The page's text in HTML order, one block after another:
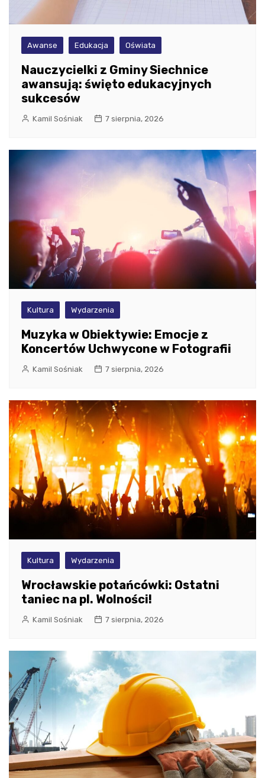
Awanse Edukacja Oświata
Nauczycielki z Gminy Siechnice
awansują: święto edukacyjnych
sukcesów
Kamil Sośniak 7 sierpnia, 2026
Kultura Wydarzenia
Muzyka w Obiektywie: Emocje z
Koncertów Uchwycone w Fotografii
Kamil Sośniak 7 sierpnia, 2026
Kultura Wydarzenia
Wrocławskie potańcówki: Ostatni
taniec na pl. Wolności!
Kamil Sośniak 7 sierpnia, 2026